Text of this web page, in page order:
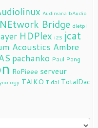
Audirvana bAudio
Bridge dietpi
HDPlex i2S jcat
Acoustics Ambre
pachanko Paul Pang
RoPieee serveur
TAIKO Tidal TotalDac